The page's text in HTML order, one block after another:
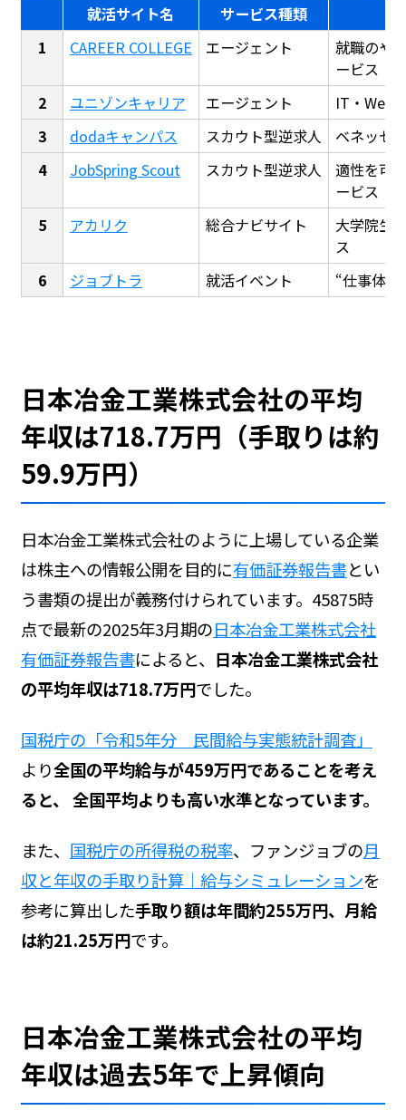
就活サイト名
サービス種類
CAREER COLLEGE
エージェント
就職のや
ービス
ユニゾンキャリア
エージェント
IT・Web
dodaキャンパス
スカウト型逆求人
ベネッセ
JobSpring Scout
スカウト型逆求人
適性を可
ービス
アカリク
総合ナビサイト
大学院生
ス
ジョブトラ
就活イベント “仕事体
日本冶金工業株式会社の平均
年収は718.7万円（手取りは約
59.9万円）
日本冶金工業株式会社のように上場している企業
は株主への情報公開を目的に有価証券報告書とい
う書類の提出が義務付けられています。45875時
点で最新の2025年3月期の日本冶金工業株式会社
有価証券報告書によると、 日本冶金工業株式会社
の平均年収は718.7万円でした。
国税庁の「令和5年分 民間給与実態統計調査」
より全国の平均給与が459万円であることを考え
ると、 全国平均よりも高い水準となっています。
また、 国税庁の所得税の税率、ファンジョブの月
収と年収の手取り計算｜給与シミュレーションを
参考に算出した手取り額は年間約255万円、月給
は約21.25万円です。
日本冶金工業株式会社の平均
年収は過去5年で上昇傾向